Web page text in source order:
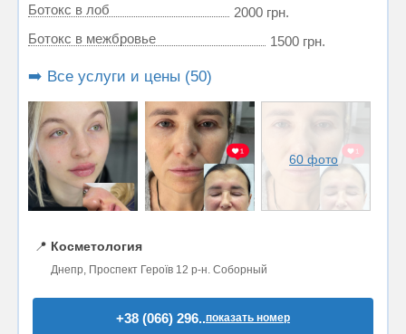
Ботокс в лоб
2000 грн.
Ботокс в межбровье
1500 грн.
➡️ Все услуги и цены (50)
60 фото
📍 Косметология
Днепр, Проспект Героїв 12 р-н. Соборный
+38 (066) 296..показать номер